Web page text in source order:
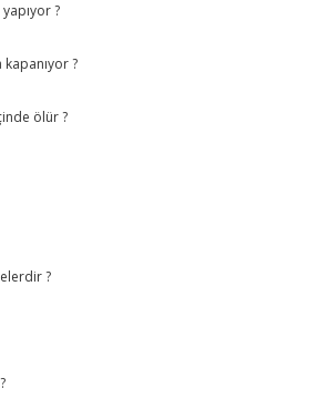
?
?
ölür ?
?